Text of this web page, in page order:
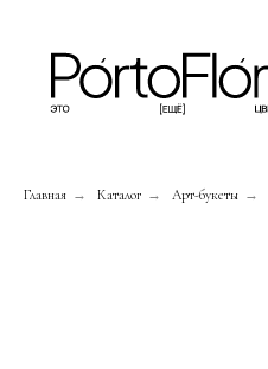
Главная → Каталог → Арт-букеты →